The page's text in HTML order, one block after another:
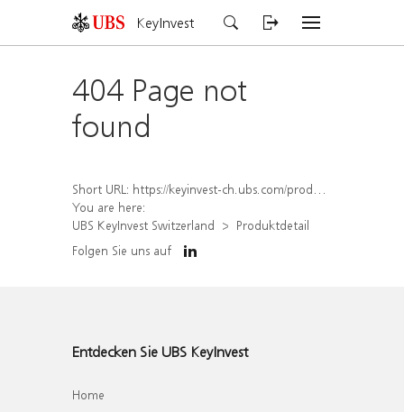
KeyInvest
404 Page not
found
Short URL: https://keyinvest-ch.ubs.com/produkt/detail/index/isin/CH1582592270
You are here:
UBS KeyInvest Switzerland
Produktdetail
Folgen Sie uns auf
Entdecken Sie UBS KeyInvest
Home